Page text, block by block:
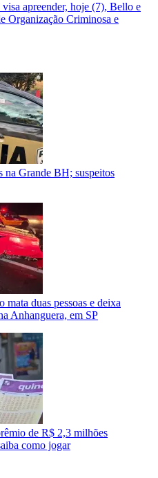
apreender, hoje (7), Bello e
Organização Criminosa e
na Grande BH; suspeitos
mata duas pessoas e deixa
Anhanguera, em SP
de R$ 2,3 milhões
como jogar